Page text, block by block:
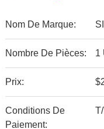
Nom De Marque:
Nombre De Pièces: 1
Prix:
Conditions De
Paiement: